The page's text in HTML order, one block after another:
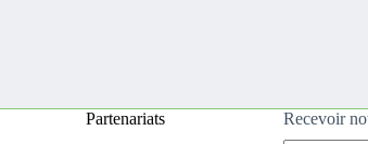
Partenariats
Recevoir